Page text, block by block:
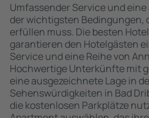
Umfassender Service und
der wichtigsten Bedingungen,
erfüllen muss. Die besten
garantieren den Hotelgästen
Service und eine Reihe von
Hochwertige Unterkünfte mit
eine ausgezeichnete Lage in
Sehenswürdigkeiten in Bad
die kostenlosen Parkplätze